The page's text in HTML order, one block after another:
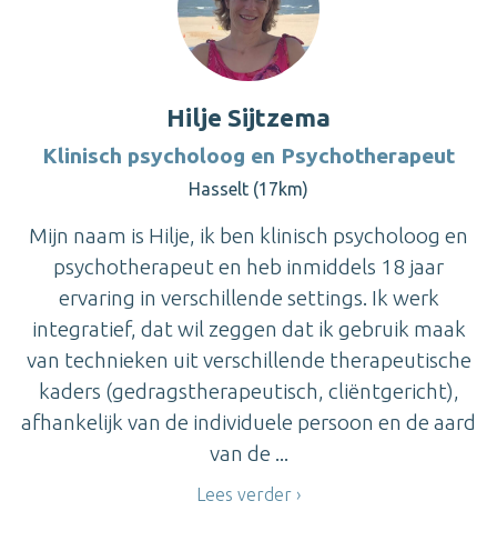
Hilje Sijtzema
Klinisch psycholoog en Psychotherapeut
Hasselt (17km)
Mijn naam is Hilje, ik ben klinisch psycholoog en
psychotherapeut en heb inmiddels 18 jaar
ervaring in verschillende settings. Ik werk
integratief, dat wil zeggen dat ik gebruik maak
van technieken uit verschillende therapeutische
kaders (gedragstherapeutisch, cliëntgericht),
afhankelijk van de individuele persoon en de aard
van de ...
Lees verder